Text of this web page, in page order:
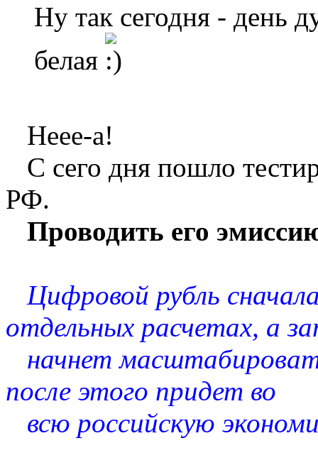
Ну так сегодня - день
белая
Неее-а!
С сего дня пошло
РФ.
Проводить его
Цифровой рубль
отдельных расчетах, а
начнет
после этого придет во
всю российскую